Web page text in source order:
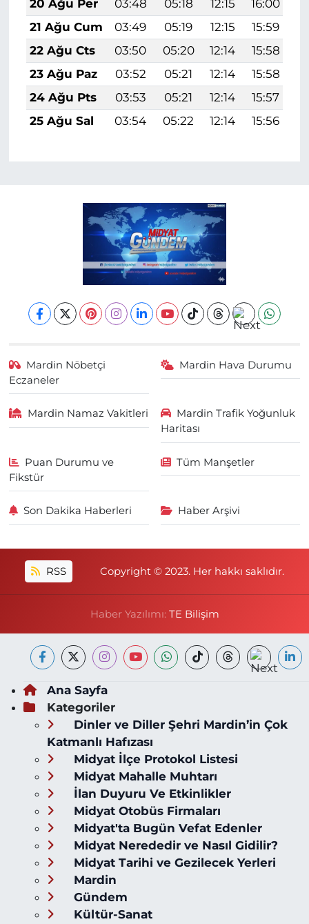
20 Ağu Per 03:48 05:18 12:15 16:00
21 Ağu Cum
03:49 05:19 12:15 15:59
22 Ağu Cts
03:50 05:20 12:14 15:58
23 Ağu Paz
03:52 05:21 12:14 15:58
24 Ağu Pts
03:53 05:21 12:14 15:57
25 Ağu Sal
03:54 05:22 12:14 15:56
Mardin Nöbetçi
Eczaneler
Mardin Hava Durumu
Mardin Namaz Vakitleri
Mardin Trafik Yoğunluk
Haritası
Puan Durumu ve
Fikstür
Tüm Manşetler
Son Dakika Haberleri Haber Arşivi
RSS Copyright © 2023. Her hakkı saklıdır.
Haber Yazılımı: TE Bilişim
Ana Sayfa
Kategoriler
Dinler ve Diller Şehri Mardin’in Çok
Katmanlı Hafızası
Midyat İlçe Protokol Listesi
Midyat Mahalle Muhtarı
İlan Duyuru Ve Etkinlikler
Midyat Otobüs Firmaları
Midyat'ta Bugün Vefat Edenler
Midyat Nerededir ve Nasıl Gidilir?
Midyat Tarihi ve Gezilecek Yerleri
Mardin
Gündem
Kültür-Sanat